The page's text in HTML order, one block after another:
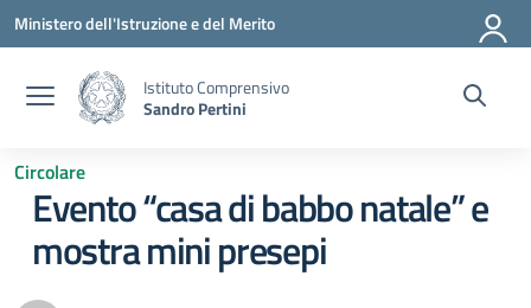
Vai ai contenuti
Vai al menu di navigazione
Vai al footer
Ministero dell'Istruzione e del Merito
Istituto Comprensivo
Sandro Pertini
Circolare
Evento “casa di babbo natale” e
mostra mini presepi